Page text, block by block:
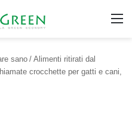
sano/ Alimenti ritirati dal
crocchette per gatti e cani,